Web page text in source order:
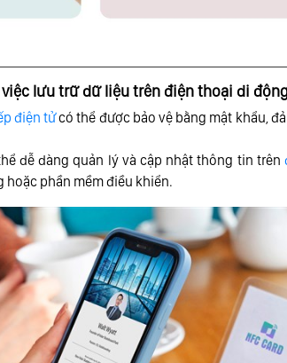
lưu trữ dữ liệu trên điện thoại di
điện tửcó thể được bảo vệ bằng mật khẩu,
dễ dàng quản lý và cập nhật thông tin trên
phần mềm điều khiển.